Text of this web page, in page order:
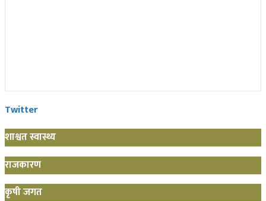
Twitter
शाश्वत स्वास्थ्य
राजकारण
कृषी जगत